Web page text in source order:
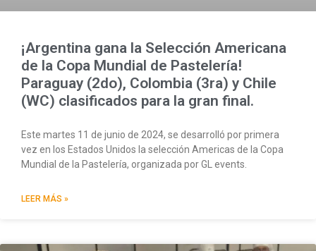
¡Argentina gana la Selección Americana
de la Copa Mundial de Pastelería!
Paraguay (2do), Colombia (3ra) y Chile
(WC) clasificados para la gran final.
Este martes 11 de junio de 2024, se desarrolló por primera
vez en los Estados Unidos la selección Americas de la Copa
Mundial de la Pastelería, organizada por GL events.
LEER MÁS »